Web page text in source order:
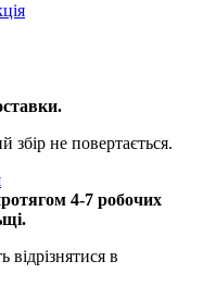
збір не повертається.
4-7 робочих
відрізнятися в